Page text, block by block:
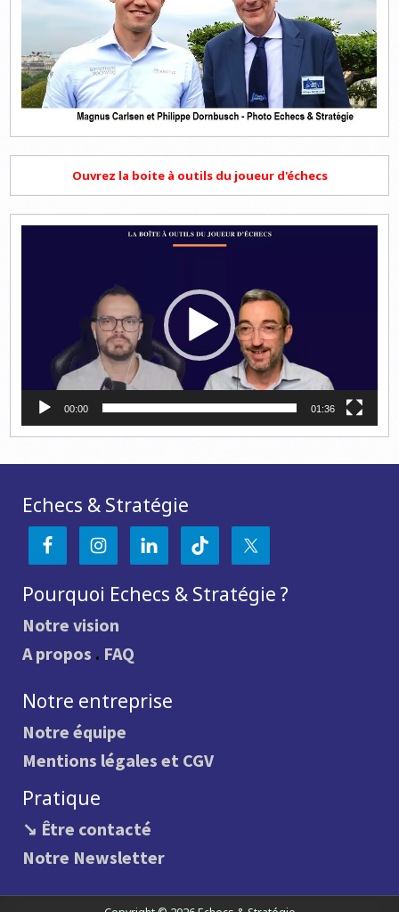
Ouvrez la boite à outils du joueur d'échecs
00:00 01:36
Echecs & Stratégie
Pourquoi Echecs & Stratégie ?
Notre vision
A propos . FAQ
Notre entreprise
Notre équipe
Mentions légales et CGV
Pratique
↘ Être contacté
Notre Newsletter